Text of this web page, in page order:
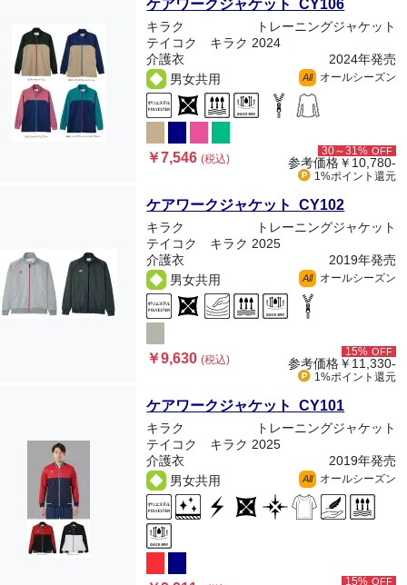
ケアワークジャケット CY106
キラク
トレーニングジャケット
テイコク キラク 2024
介護衣
2024年発売
男女共用
All オールシーズン
￥7,546(税込)
30～31% OFF
参考価格￥10,780-
1%ポイント 還元
ケアワークジャケット CY102
キラク
トレーニングジャケット
テイコク キラク 2025
介護衣
2019年発売
男女共用
All オールシーズン
￥9,630(税込)
15% OFF
参考価格￥11,330-
1%ポイント 還元
ケアワークジャケット CY101
キラク
トレーニングジャケット
テイコク キラク 2025
介護衣
2019年発売
男女共用
All オールシーズン
15% OFF